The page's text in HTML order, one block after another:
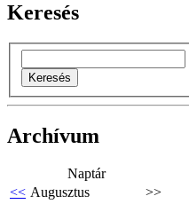
Keresés
Archívum
Naptár
<< Augusztus
>>